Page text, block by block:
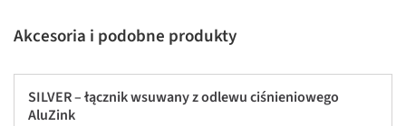
Akcesoria i podobne produkty
SILVER – łącznik wsuwany z odlewu ciśnieniowego
AluZink